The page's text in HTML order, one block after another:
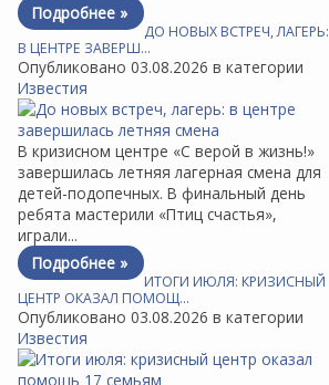
Подробнее »
ДО НОВЫХ ВСТРЕЧ, ЛАГЕРЬ:
В ЦЕНТРЕ ЗАВЕРШ…
Опубликовано 03.08.2026 в категории
Известия
В кризисном центре «С верой в жизнь!»
завершилась летняя лагерная смена для
детей-подопечных. В финальный день
ребята мастерили «Птиц счастья»,
играли...
Подробнее »
ИТОГИ ИЮЛЯ: КРИЗИСНЫЙ
ЦЕНТР ОКАЗАЛ ПОМОЩ…
Опубликовано 03.08.2026 в категории
Известия